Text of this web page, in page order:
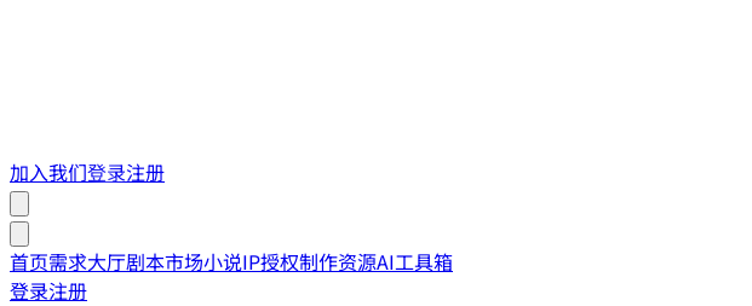
加入我们登录注册
首页需求大厅剧本市场小说IP授权制作资源AI工具箱
登录注册